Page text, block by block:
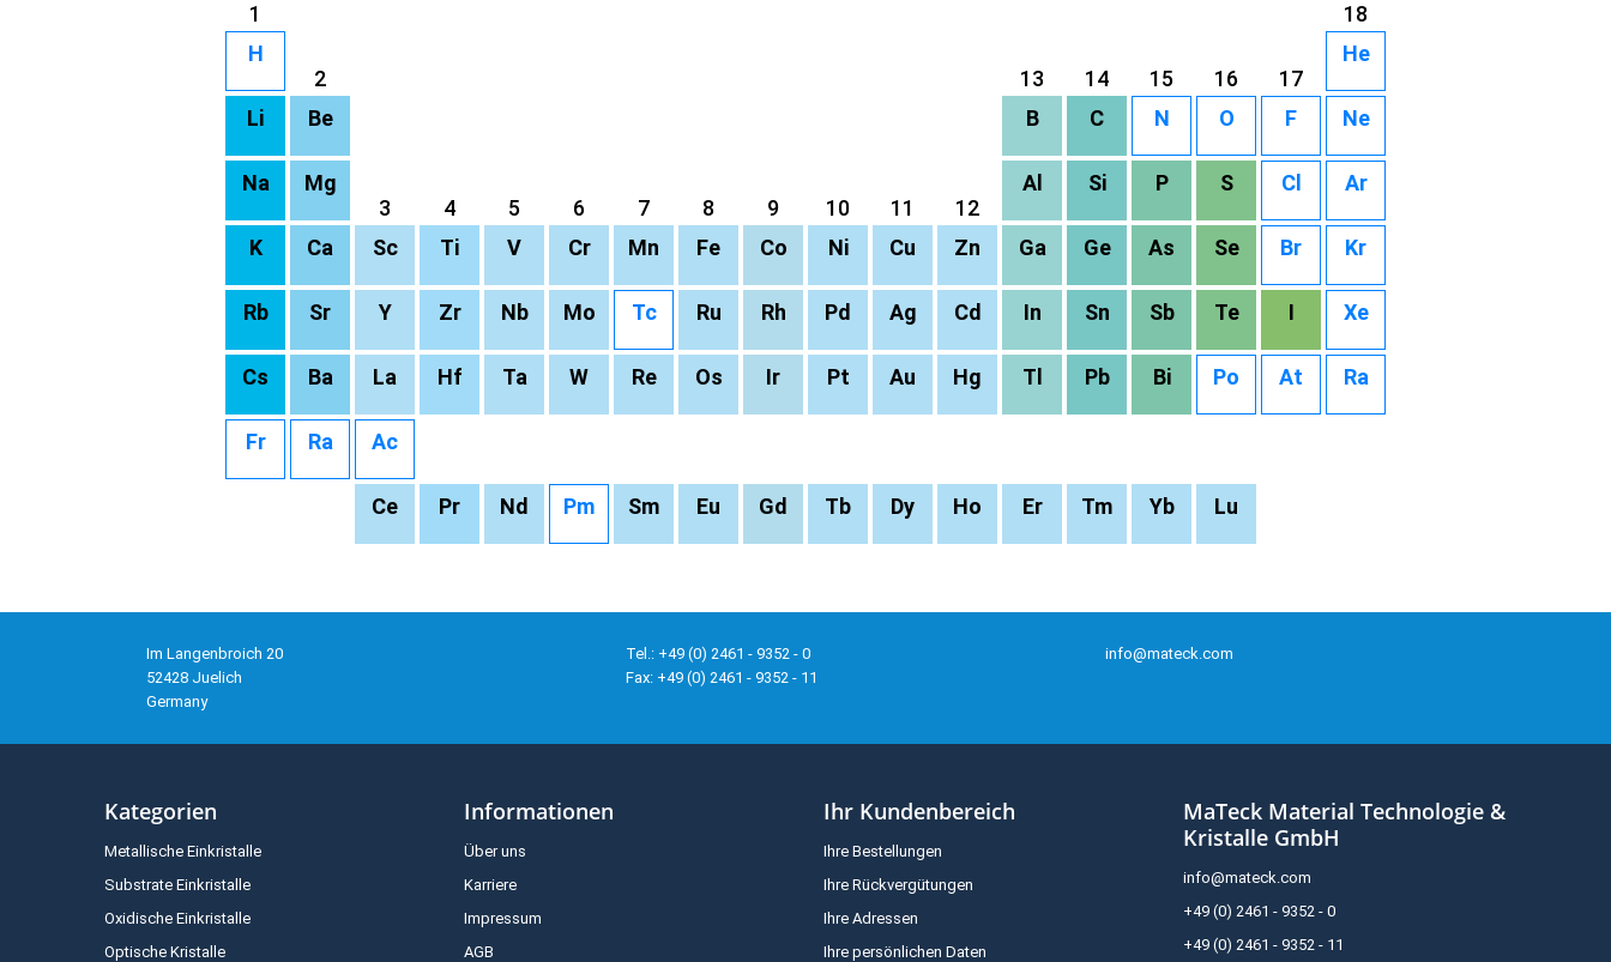
1
18
H
2
13 14 15 16 17
He
Li Be B C N O F Ne
Na
Mg
3
4 5 6 7 8 9 10 11 12
Al Si P S Cl Ar
K Ca Sc Ti V Cr Mn Fe Co Ni Cu Zn Ga Ge As Se Br Kr
Rb Sr Y Zr Nb Mo Tc Ru Rh Pd Ag Cd In Sn Sb Te I Xe
Cs Ba La Hf Ta W Re Os Ir Pt Au Hg Tl Pb Bi Po At Ra
Fr Ra Ac
Ce Pr Nd Pm Sm Eu Gd Tb Dy Ho Er Tm Yb Lu
Im Langenbroich 20
52428 Juelich
Germany
Tel.: +49 (0) 2461 - 9352 - 0
Fax: +49 (0) 2461 - 9352 - 11
info@mateck.com
Kategorien
Metallische Einkristalle
Substrate Einkristalle
Oxidische Einkristalle
Optische Kristalle
Informationen
Über uns
Karriere
Impressum
AGB
Ihr Kundenbereich
Ihre Bestellungen
Ihre Rückvergütungen
Ihre Adressen
Ihre persönlichen Daten
MaTeck Material Technologie &
Kristalle GmbH
info@mateck.com
+49 (0) 2461 - 9352 - 0
+49 (0) 2461 - 9352 - 11